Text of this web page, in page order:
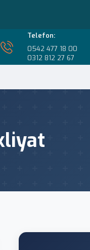
Telefon:
0542 477 18 00
0312 812 27 67